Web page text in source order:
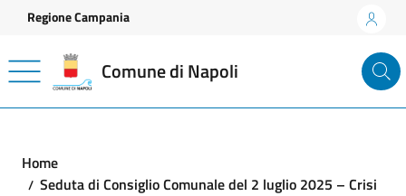
Vai ai contenuti
Vai al footer
Regione Campania
Comune di Napoli
Home
Seduta di Consiglio Comunale del 2 luglio 2025 – Crisi